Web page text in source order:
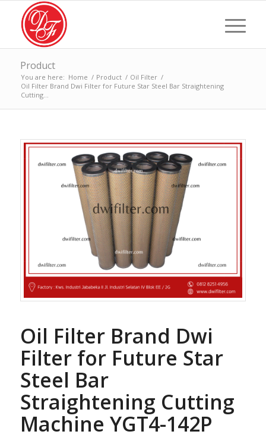
Product
You are here: Home / Product / Oil Filter /
Oil Filter Brand Dwi Filter for Future Star Steel Bar Straightening
Cutting...
Oil Filter Brand Dwi
Filter for Future Star
Steel Bar
Straightening Cutting
Machine YGT4-142P